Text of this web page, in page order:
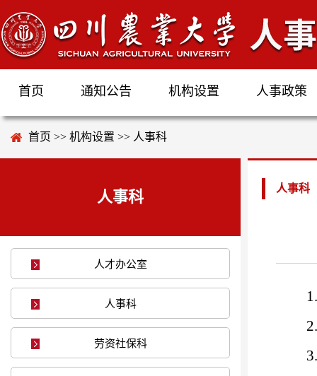
首页 通知公告 机构设置 人事政策
首页 >> 机构设置 >> 人事科
人事科
人才办公室
人事科
劳资社保科
人事科